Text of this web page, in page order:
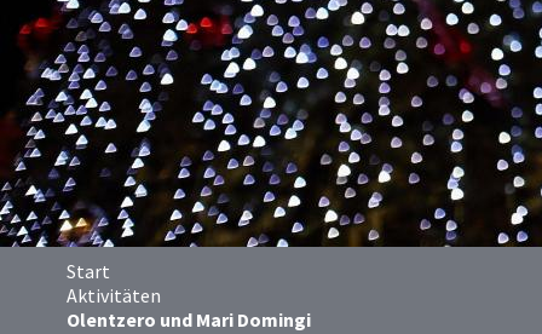
Start
Aktivitäten
Olentzero und Mari Domingi